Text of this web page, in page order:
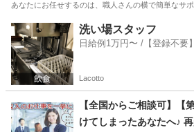
あなたにお任せするのは、職人さんの横で簡単なサ
兵庫 尼崎市 その他 ゲーム
洗い場スタッフ
日給例1万円〜 /【登録不要
Lacotto
【全国からご相談可】【
けてしまったあなたへ♪